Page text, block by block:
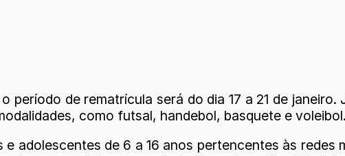
período de rematrícula será do dia 17 a 21 de
como futsal, handebol, basquete e voleibol.
adolescentes de 6 a 16 anos pertencentes às